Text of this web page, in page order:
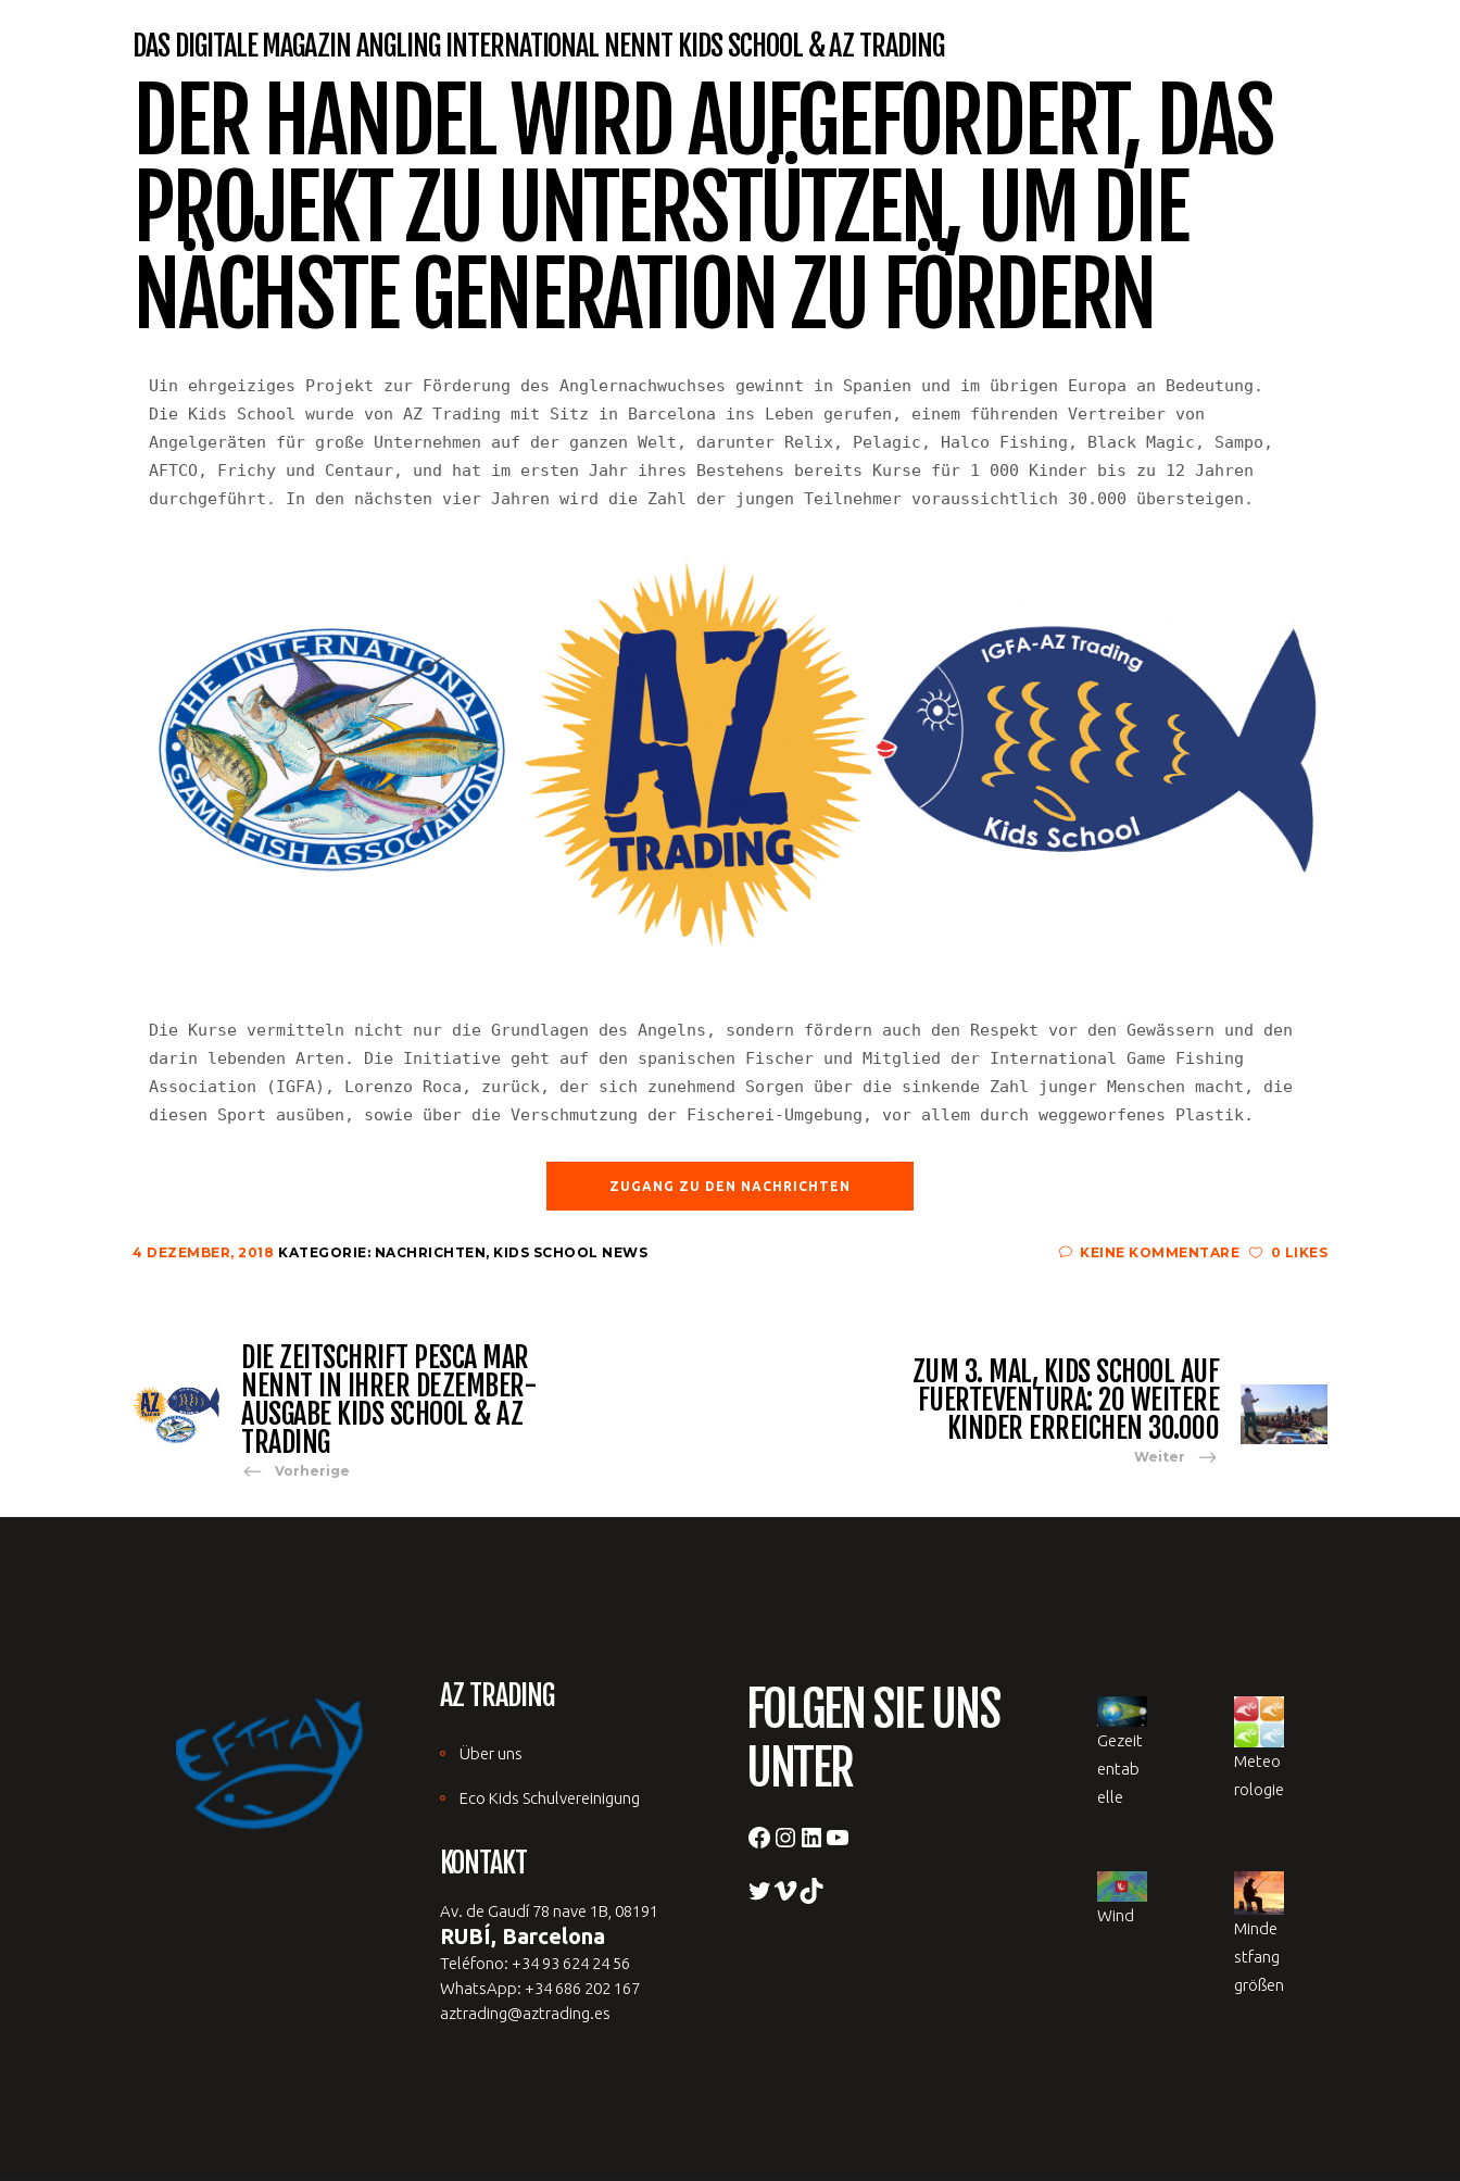
DAS DIGITALE MAGAZIN ANGLING INTERNATIONAL NENNT KIDS SCHOOL & AZ TRADING
DER HANDEL WIRD AUFGEFORDERT, DAS
PROJEKT ZU UNTERSTÜTZEN, UM DIE
NÄCHSTE GENERATION ZU FÖRDERN
Uin ehrgeiziges Projekt zur Förderung des Anglernachwuchses gewinnt in Spanien und im übrigen Europa an Bedeutung.
Die Kids School wurde von AZ Trading mit Sitz in Barcelona ins Leben gerufen, einem führenden Vertreiber von
Angelgeräten für große Unternehmen auf der ganzen Welt, darunter Relix, Pelagic, Halco Fishing, Black Magic, Sampo,
AFTCO, Frichy und Centaur, und hat im ersten Jahr ihres Bestehens bereits Kurse für 1 000 Kinder bis zu 12 Jahren
durchgeführt. In den nächsten vier Jahren wird die Zahl der jungen Teilnehmer voraussichtlich 30.000 übersteigen.
Die Kurse vermitteln nicht nur die Grundlagen des Angelns, sondern fördern auch den Respekt vor den Gewässern und den
darin lebenden Arten. Die Initiative geht auf den spanischen Fischer und Mitglied der International Game Fishing
Association (IGFA), Lorenzo Roca, zurück, der sich zunehmend Sorgen über die sinkende Zahl junger Menschen macht, die
diesen Sport ausüben, sowie über die Verschmutzung der Fischerei-Umgebung, vor allem durch weggeworfenes Plastik.
ZUGANG ZU DEN NACHRICHTEN
4 DEZEMBER, 2018 KATEGORIE: NACHRICHTEN, KIDS SCHOOL NEWS KEINE KOMMENTARE 0 LIKES
DIE ZEITSCHRIFT PESCA MAR
NENNT IN IHRER DEZEMBER-
AUSGABE KIDS SCHOOL & AZ
TRADING
Vorherige
ZUM 3. MAL, KIDS SCHOOL AUF
FUERTEVENTURA: 20 WEITERE
KINDER ERREICHEN 30.000
Weiter
AZ TRADING
Über uns
Eco Kids Schulvereinigung
KONTAKT
Av. de Gaudí 78 nave 1B, 08191
RUBÍ, Barcelona
Teléfono: +34 93 624 24 56
WhatsApp: +34 686 202 167
aztrading@aztrading.es
FOLGEN SIE UNS
UNTER
Facebook
Instagram
LinkedIn
YouTube
Twitter
VimeoTikTok
Gezeit
entab
elle
Meteo
rologie
Wind
Minde
stfang
größen